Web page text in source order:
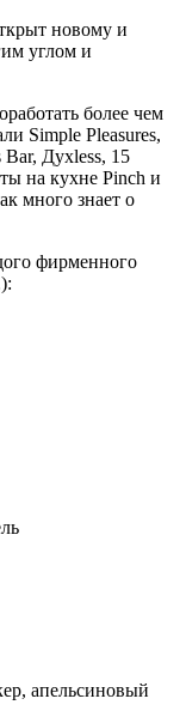
новому и
углом и
более чем
Simple Pleasures,
Духless, 15
на кухне Pinch и
много знает о
фирменного
апельсиновый